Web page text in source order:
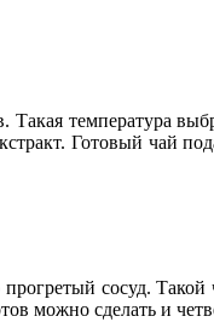
Такая температура
Готовый чай
сосуд.
можно сделать и